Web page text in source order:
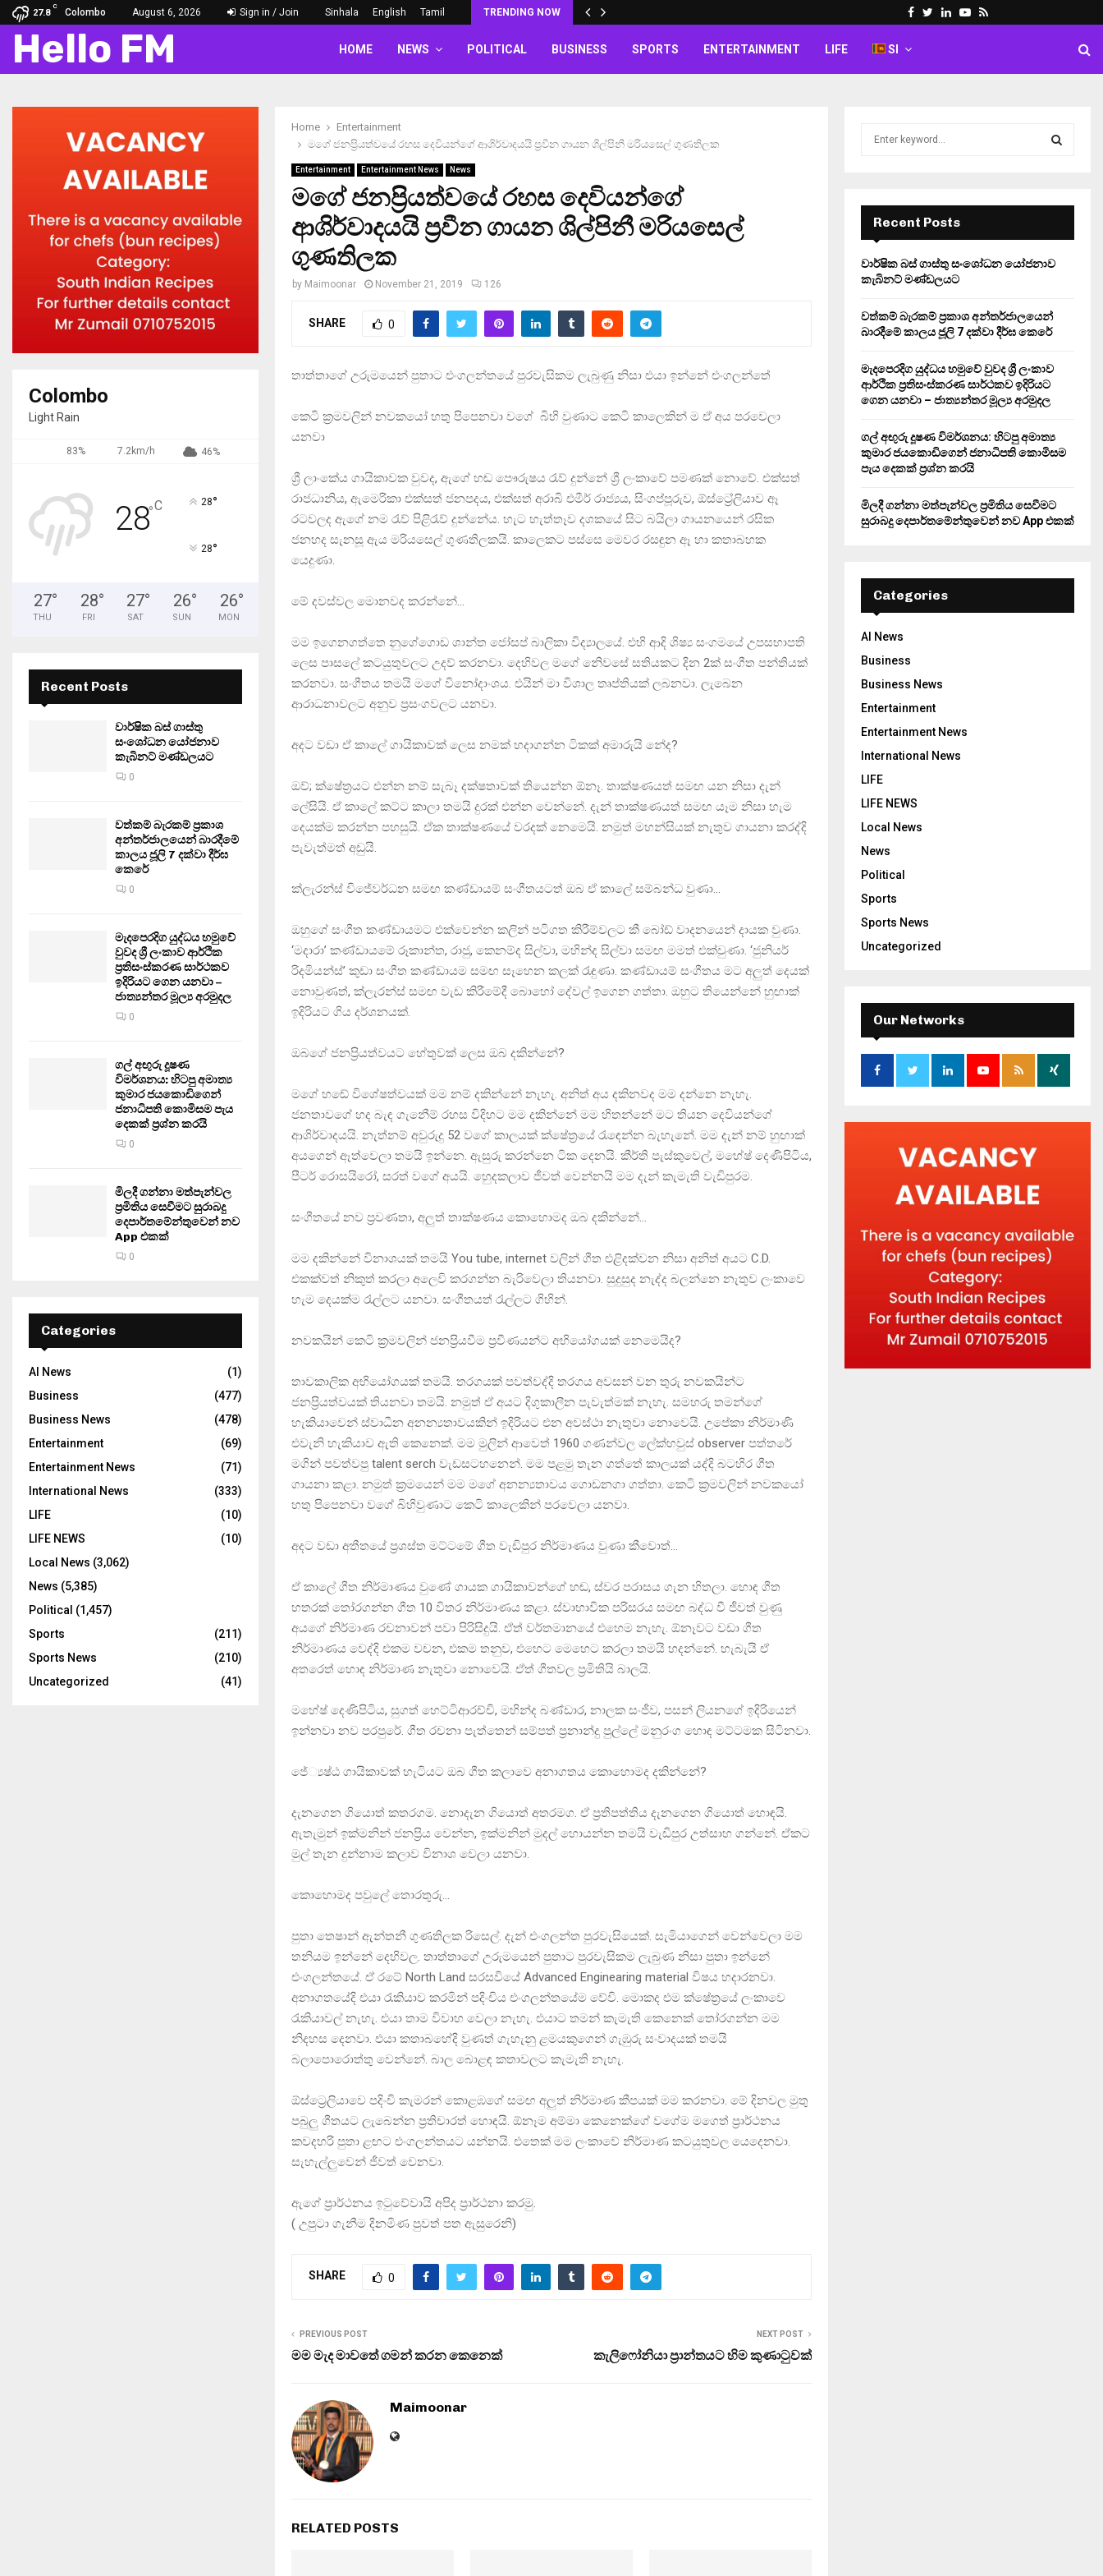
27.8
C
Colombo August 6, 2026 Sign in / Join Sinhala English Tamil TRENDING NOW Facebook
Twitter
LinkedinYoutube
Rss
Hello FM HOME NEWS POLITICAL BUSINESS SPORTS ENTERTAINMENT LIFE SI
Home
Entertainment
මගේ ජනප්‍රියත්වයේ රහස දෙවියන්ගේ ආශිර්වාදයයි ප්‍රවීන ගායන ශිල්පිනී මරියසෙල් ගුණතිලක
Entertainment Entertainment News News
මගේ ජනප්‍රියත්වයේ රහස දෙවියන්ගේ
ආශිර්වාදයයි ප්‍රවීන ගායන ශිල්පිනී මරියසෙල්
ගුණතිලක
by Maimoonar November 21, 2019 126
SHARE 0
තාත්තාගේ උරුමයෙන් පුතාට එංගලන්තයේ පුරවැසිකම ලැබුණු නිසා එයා ඉන්නේ එංගලන්තේ
කෙටි ක්‍රමවලින් නවකයෝ හතු පිපෙනවා වගේ බිහි වුණාට කෙටි කාලෙකින් ම ඒ අය පරවෙලා
යනවා
ශ්‍රී ලාංකේය ගායිකාවක වුවද, ඇගේ හඬ පෞරුෂය රැව් දුන්නේ ශ්‍රී ලංකාවේ පමණක් නොවේ. එක්සත්
රාජධානි‍ය, ඇමෙරිකා එක්සත් ජනපදය, එක්සත් අරාබි එමීර් රාජ්‍යය, සිංගප්පූරුව, ඕස්ට්‍රේලියාව ඈ
රටවලද ඇගේ නම රැව් පිළිරැව් දුන්නේය. හැට හැත්තෑව දශකයේ සිට බයිලා ගායනයෙන් රසික
ජනහද සැනසූ ඇය මරියසෙල් ගුණතිලකයි. කාලෙකට පස්සෙ මෙවර රසඳුන ඈ හා කතාබහක
යෙදුණා.
මේ දවස්වල මොනවද කරන්නේ…
මම ඉගෙනගත්තෙ නුගේගොඩ ශාන්ත ජෝසප් බාලිකා විද්‍යාලයේ. එහි ආදි ශිෂ්‍ය සංගමයේ උපසභාපති
ලෙස පාසලේ කටයුතුවලට උදව් කරනවා. දෙහිවල මගේ නි‍ෙවසේ සතියකට දින 2ක් සංගීත පන්තියක්
කරනවා. සංගීතය තමයි මගේ විනෝදාංශය. එයින් මා විශාල තෘප්තියක් ලබනවා. ලැබෙන
ආරාධනාවලට අනුව ප්‍රසංගවලට යනවා.
අදට වඩා ඒ කාලේ ගායිකාවක් ලෙස නමක් හදාගන්න ටිකක් අමාරුයි නේද?
ඔව්; ක්ෂේත්‍රයට එන්න නම් සැබෑ දක්ෂතාවක් තියෙන්න ඕනෑ. තාක්ෂණයත් සමඟ යන නිසා දැන්
ලේසියි. ඒ කාලේ කට්ට කාලා තමයි දුරක් එන්න වෙන්නේ. දැන් තාක්ෂණයත් සමඟ යෑම නිසා හැම
දෙයක්ම කරන්න පහසුයි. ඒක තාක්ෂණයේ වරදක් නෙමෙයි. නමුත් මහන්සියක් නැතුව ගායනා කරද්දි
පැවැත්මත් අඩුයි.
ක්ලැරන්ස් විජේවර්ධන සමඟ කණ්ඩායම් සංගීතයටත් ඔබ ඒ කාලේ සම්බන්ධ වුණා…
ඔහුගේ සංගීත කණ්ඩායමට එක්වෙන්න කලින් පටිගත කිරීම්වලට කී බෝඩ් වාදනයෙන් දායක වුණා.
‘මදාරා’ කණ්ඩායමේ රූකාන්ත, රාජු, කෙනම්ද සිල්වා, මහින්ද සිල්වා සමඟ මමත් එක්වුණා. ‘ජුනියර්
රිදමියන්ස්’ කුඩා සංගීත කණ්ඩායම සමඟ සෑහෙන කලක් රැඳුණා. කණ්ඩායම් සංගීතය මට අලුත් දෙයක්
නොවුණත්, ක්ලැරන්ස් සමඟ වැඩ කිරීමේදී බොහෝ දේවල් ඉගෙන ගත්තා. ඔහුට තියෙන්නේ හුඟාක්
ඉදිරියට ගිය දර්ශනයක්.
ඔබගේ ජනප්‍රියත්වයට හේතුවක් ලෙස ඔබ දකින්නේ?
මගේ හ‍ඬේ විශේෂත්වයක් මම නම් දකින්නේ නැහැ. අනිත් අය දකිනවද මම දන්නෙ නැහැ.
ජනතාවගේ හද බැඳ ගැනී‍ෙම් රහස විදිහට මම දකින්නේ මම හිතන්නේ මට තියන දෙවියන්ගේ
ආශිර්වාදයයි. නැත්නම් අවුරුදු 52 වගේ කාලයක් ක්ෂේත්‍රයේ රැ‍ඳෙන්න බැහැනේ. මම දැන් නම් හුඟාක්
අයගෙන් ඈත්වෙලා තමයි ඉන්නෙ. ඇසුරු කරන්නෙ ටික දෙනයි. කීර්ති පැස්කුවෙල්, ‍මහේෂ් දෙණිපිටිය,
පීටර් රොසයිරෝ, සරත් වගේ අයයි. හු‍ෙදකලාව ජීවත් වෙන්නයි මම දැන් කැමැති වැඩිපුරම.
සංගීතයේ නව ප්‍රවණතා, අලුත් තාක්ෂණය කොහොමද ඔබ දකින්නේ…
මම දකින්නේ විනාශයක් තමයි You tube, internet වලින් ගීත එළිදක්වන නිසා අනිත් අයට C.D.
එකක්වත් නිකුත් කරලා අලෙවි කරගන්න බැරිවෙලා තියනවා. සුදුසුද නැද්ද බලන්නෙ නැතුව ලංකාවෙ
හැම දෙයක්ම රැල්ලට යනවා. සංගීතයත් රැල්ලට ගිහින්.
නවකයින් කෙටි ක්‍රමවලින් ජනප්‍රියවීම ප්‍රවීණයන්ට අභියෝගයක් නෙමෙයිද?
තාවකාලික අභියෝගයක් තමයි. තරගයක් පවත්වද්දි තරගය අවසන් වන තුරු නවකයින්ට
ජනප්‍රියත්වයක් තියනවා තමයි. නමුත් ඒ අයට දිගුකාලීන පැවැත්මක් නැහැ. සමහරු තමන්ගේ
හැකියාවෙන් ස්වාධීන අනන්‍යතාවයකින් ඉදිරියට එන අවස්ථා නැතුවා නොවෙයි. උපේකා නිර්මාණි
එවැනි හැකියාව ඇති කෙනෙක්. මම මුලින් ආවෙත් 1960 ගණන්වල ලේක්හවුස් observer පත්තරේ
මගින් පවත්වපු talent serch වැඩසටහනෙන්. මම පළමු තැන ගත්තේ කාලයක් යද්දි බටහිර ගීත
ගායනා කළා. නමුත් ක්‍රමයෙන් මම මගේ අනන්‍යතාවය ගොඩනගා ගත්තා. කෙටි ක්‍රමවලින් නවකයෝ
හතු පිපෙනවා වගේ බිහිවුණාට කෙටි කාලෙකින් පරවෙලා යනවා.
අදට වඩා අතීතයේ ප්‍රශස්ත මට්ටමේ ගීත වැඩිපුර නිර්මාණය වුණා කීවොත්…
ඒ කාලේ ගීත නිර්මාණය වුණේ ගායක ගායිකාවන්ගේ හඬ, ස්වර පරාසය ගැන හිතලා. හොඳ ගීත
හතරක් තෝරගන්න ගීත 10 විතර නිර්මාණය කළා. ස්වාභාවික පරිසරය සමඟ බද්ධ වී ජීවත් වුණු
අයගේ නිර්මාණ රචනාවන් පවා පිරිසිදුයි. ඒත් වර්තමානයේ එහෙම නැහැ. ඕනෑවට වඩා ගීත
නිර්මාණය වෙද්දි එකම වචන, එකම තනුව, එහෙට මෙහෙට කරලා තමයි හදන්නේ. හැබැයි ඒ
අතරෙත් හොඳ නිර්මාණ නැතුවා නොවෙයි. ඒත් ගීතවල ප්‍රමිතියි බාලයි.
මහේෂ් දෙණිපිටිය, සුගත් හෙට්ටිආරච්චි, මහින්ද බණ්ඩාර, නාලක සංජීව, පසන් ලියනගේ ඉදිරියෙන්
ඉන්නවා නව පරපුරේ. ගීත රචනා පැත්තෙන් සම්පත් ප්‍රනාන්දු පුල්ලේ මනුරංග හොඳ මට්ටමක සිටිනවා.
ජේ්‍යෂ්ඨ ගායිකාවක් හැටියට ඔබ ගීත කලාවෙ අනාගතය කොහොමද දකින්නේ?
දැනගෙන ගියොත් කතරගම. නොදැන ගියොත් අතරමග. ඒ ප්‍රතිපත්තිය දැනගෙන ගියොත් හොඳයි.
ඇතැමුන් ඉක්මනින් ජනප්‍රිය වෙන්න, ඉක්මනින් මුදල් හොයන්න තමයි වැඩිපුර උත්සාහ ගන්නේ. ඒකට
මුල් තැන දුන්නාම කලාව විනාශ වෙලා යනවා.
කොහොමද පවුලේ තොරතුරු…
පුතා තෙෂාන් ඇන්තනී ගුණතිලක රිසෙල්. දැන් එංගලන්ත පුරවැසියෙක්. සැමියාගෙන් වෙන්වෙලා මම
තනියම ඉන්නේ දෙහිවල. තාත්තාගේ උරුමයෙන් පුතාට පුරවැසිකම ලැබුණ නිසා පුතා ඉන්නේ
එංගලන්තයේ. ඒ රටේ North Land සරසවියේ Advanced Enginearing material විෂය හදාරනවා.
අනාගතයේදි එයා රැකියාව කරමින් පදිංචිය එංගලන්තයේම වේවි. මොකද එම ක්ෂේත්‍රයේ ලංකාවෙ
රැකියාවල් නැහැ. එයා තාම විවාහ වෙලා නැහැ. එයාට තමන් කැමැති කෙනෙක් තෝරගන්න මම
නිදහස දෙනවා. එයා කතාබහේදි වුණත් ගැහැනු ළමයකුගෙන් ගැඹුරු සංවාදයක් තමයි
බලාපොරොත්තු වෙන්නේ. බාල බොළඳ කතාවලට කැමැති නැහැ.
ඕස්ට්‍රෙලියාවෙ පදිංචි කැමරන් කොළඹගේ සමඟ අලුත් නිර්මාණ කීපයක් මම කරනවා. මේ දිනවල මුතු
පබුලු ගීතයට ලැබෙන්න ප්‍රතිචාරත් හොඳයි. ඕනෑම අම්මා කෙනෙක්ගේ වගේම මගෙත් ප්‍රාර්ථනය
කවදහරි පුතා ළඟට එංගලන්තයට යන්නයි. එතෙක් මම ලංකාවේ නිර්මාණ කටයුතුවල යෙදෙනවා.
සැහැල්ලුවෙන් ජීවත් වෙනවා.
ඇගේ ප්‍රාර්ථනය ඉටුවේවායි අපිද ප්‍රාර්ථනා කරමු.
( උපුටා ගැනීම දිනමිණ පුවත් පත ඇසුරෙනි)
SHARE 0
PREVIOUS POST
මම මැද මාවතේ ගමන් කරන කෙනෙක්
NEXT POST
කැලිෆෝනියා ප්‍රාන්තයට හිම කුණාටුවක්
Maimoonar
RELATED POSTS
Colombo
Light Rain
83% 7.2km/h 46%
28°C 28°
28°
27°
THU
28°
FRI
27°
SAT
26°
SUN
26°
MON
Recent Posts
වාර්ෂික බස් ගාස්තු
සංශෝධන යෝජනාව
කැබිනට් මණ්ඩලයට
0
වත්කම් බැරකම් ප්‍රකාශ
අන්තර්ජාලයෙන් බාරදීමේ
කාලය ජූලි 7 දක්වා දීර්ඝ
කෙරේ
0
මැදපෙරදිග යුද්ධය හමුවේ
වුවද ශ්‍රී ලංකාව ආර්ථික
ප්‍රතිසංස්කරණ සාර්ථකව
ඉදිරියට ගෙන යනවා –
ජාත්‍යන්තර මූල්‍ය අරමුදල
0
ගල් අඟුරු දූෂණ
විමර්ශනය: හිටපු අමාත්‍ය
කුමාර ජයකොඩිගෙන්
ජනාධිපති කොමිසම පැය
දෙකක් ප්‍රශ්න කරයි
0
මිලදී ගන්නා මත්පැන්වල
ප්‍රමිතිය සෙවීමට සුරාබදු
දෙපාර්තමේන්තුවෙන් නව
App එකක්
0
Categories
AI News
(1)
Business
(477)
Business News
(478)
Entertainment
(69)
Entertainment News
(71)
International News
(333)
LIFE
(10)
LIFE NEWS
(10)
Local News (3,062)
News (5,385)
Political (1,457)
Sports
(211)
Sports News
(210)
Uncategorized
(41)
r
:
E
A
R
H
Recent Posts
වාර්ෂික බස් ගාස්තු සංශෝධන යෝජනාව
කැබිනට් මණ්ඩලයට
වත්කම් බැරකම් ප්‍රකාශ අන්තර්ජාලයෙන්
බාරදීමේ කාලය ජූලි 7 දක්වා දීර්ඝ කෙරේ
මැදපෙරදිග යුද්ධය හමුවේ වුවද ශ්‍රී ලංකාව
ආර්ථික ප්‍රතිසංස්කරණ සාර්ථකව ඉදිරියට
ගෙන යනවා – ජාත්‍යන්තර මූල්‍ය අරමුදල
ගල් අඟුරු දූෂණ විමර්ශනය: හිටපු අමාත්‍ය
කුමාර ජයකොඩිගෙන් ජනාධිපති කොමිසම
පැය දෙකක් ප්‍රශ්න කරයි
මිලදී ගන්නා මත්පැන්වල ප්‍රමිතිය සෙවීමට
සුරාබදු දෙපාර්තමේන්තුවෙන් නව App එකක්
Categories
AI News
Business
Business News
Entertainment
Entertainment News
International News
LIFE
LIFE NEWS
Local News
News
Political
Sports
Sports News
Uncategorized
Our Networks